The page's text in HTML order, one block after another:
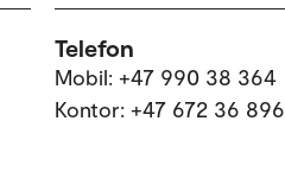
Telefon
Mobil: +47 990 38 364
Kontor: +47 672 36 896